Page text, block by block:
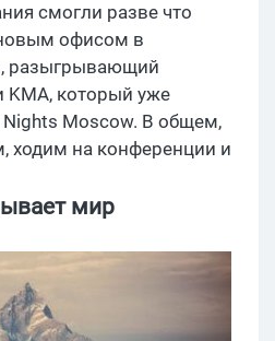
смогли разве что
офисом в
разыгрывающий
KMA, который уже
Nights Moscow. В общем,
ходим на конференции и
мир